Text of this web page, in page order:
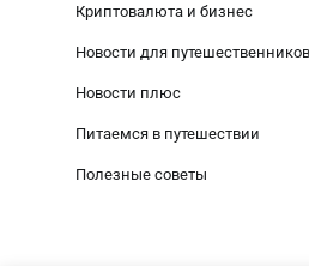
Криптовалюта и бизнес
Новости для путешественников
Новости плюс
Питаемся в путешествии
Полезные советы